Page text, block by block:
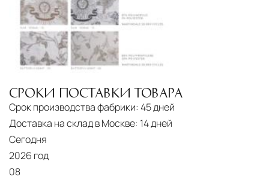
СРОКИ ПОСТАВКИ ТОВАРА
Срок производства фабрики: 45 дней
Доставка на склад в Москве: 14 дней
Сегодня
2026 год
08